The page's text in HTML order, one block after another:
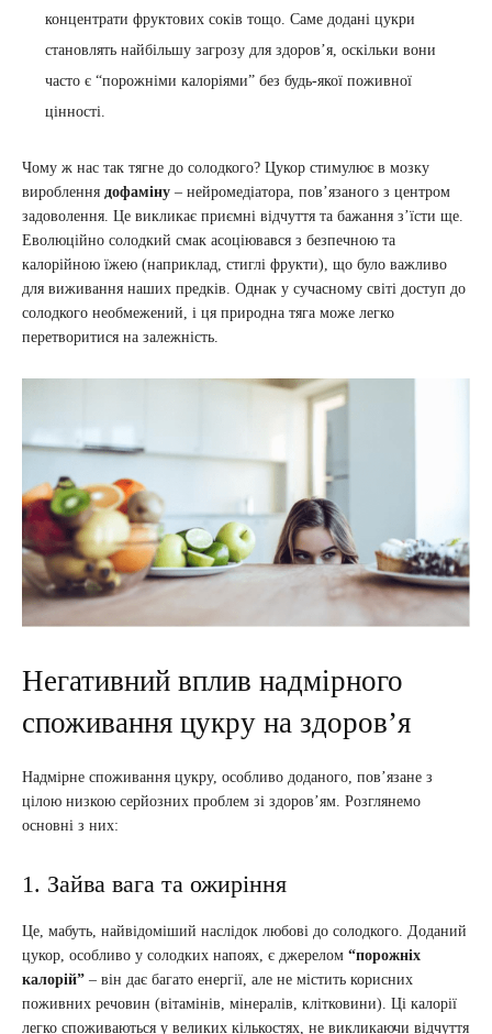
концентрати фруктових соків тощо. Саме додані цукри
становлять найбільшу загрозу для здоров’я, оскільки вони
часто є “порожніми калоріями” без будь-якої поживної
цінності.
Чому ж нас так тягне до солодкого? Цукор стимулює в мозку
вироблення дофаміну – нейромедіатора, пов’язаного з центром
задоволення. Це викликає приємні відчуття та бажання з’їсти ще.
Еволюційно солодкий смак асоціювався з безпечною та
калорійною їжею (наприклад, стиглі фрукти), що було важливо
для виживання наших предків. Однак у сучасному світі доступ до
солодкого необмежений, і ця природна тяга може легко
перетворитися на залежність.
Негативний вплив надмірного
споживання цукру на здоров’я
Надмірне споживання цукру, особливо доданого, пов’язане з
цілою низкою серйозних проблем зі здоров’ям. Розглянемо
основні з них:
1. Зайва вага та ожиріння
Це, мабуть, найвідоміший наслідок любові до солодкого. Доданий
цукор, особливо у солодких напоях, є джерелом “порожніх
калорій” – він дає багато енергії, але не містить корисних
поживних речовин (вітамінів, мінералів, клітковини). Ці калорії
легко споживаються у великих кількостях, не викликаючи відчуття